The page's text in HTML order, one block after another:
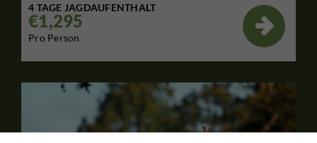
4 TAGE JAGDAUFENTHALT
€1,295
Pro Person
